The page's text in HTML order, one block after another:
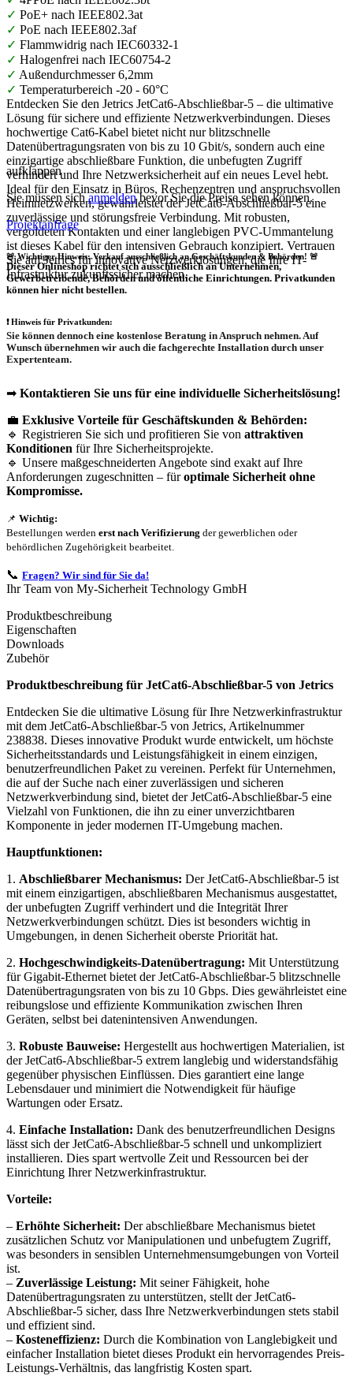
✓ PoE+ nach IEEE802.3at
✓ PoE nach IEEE802.3af
✓ Flammwidrig nach IEC60332-1
✓ Halogenfrei nach IEC60754-2
✓ Außendurchmesser 6,2mm
✓ Temperaturbereich -20 - 60°C
Entdecken Sie den Jetrics JetCat6-Abschließbar-5 – die ultimative
Lösung für sichere und effiziente Netzwerkverbindungen. Dieses
hochwertige Cat6-Kabel bietet nicht nur blitzschnelle
Datenübertragungsraten von bis zu 10 Gbit/s, sondern auch eine
einzigartige abschließbare Funktion, die unbefugten Zugriff
verhindert und Ihre Netzwerksicherheit auf ein neues Level hebt.
Ideal für den Einsatz in Büros, Rechenzentren und anspruchsvollen
Heimnetzwerken, gewährleistet der JetCat6-Abschließbar-5 eine
zuverlässige und störungsfreie Verbindung. Mit robusten,
vergoldeten Kontakten und einer langlebigen PVC-Ummantelung
ist dieses Kabel für den intensiven Gebrauch konzipiert. Vertrauen
Sie auf Jetrics für innovative Netzwerklösungen, die Ihre IT-
Infrastruktur zukunftssicher machen.
aufklappen
Sie müssen sichanmeldenbevor Sie die Preise sehen können.
Projektanfrage
🚨 Wichtiger Hinweis: Verkauf ausschließlich an Geschäftskunden & Behörden! 🚨
Dieser Onlineshop richtet sichausschließlichan Unternehmen,
Gewerbetreibende, Behörden und öffentliche Einrichtungen. Privatkunden
können hier nicht bestellen.
❗Hinweis für Privatkunden:
Sie können dennoch eine kostenlose Beratung in Anspruch nehmen. Auf
Wunsch übernehmen wir auch die fachgerechte Installation durch unser
Expertenteam.
➡ Kontaktieren Sie uns für eine individuelle Sicherheitslösung!
💼 Exklusive Vorteile für Geschäftskunden & Behörden:
🔹 Registrieren Sie sich und profitieren Sie von attraktiven
Konditionen für Ihre Sicherheitsprojekte.
🔹 Unsere maßgeschneiderten Angebote sind exakt auf Ihre
Anforderungen zugeschnitten – füroptimale Sicherheit ohne
Kompromisse.
📌 Wichtig:
Bestellungen werden erst nach Verifizierung der gewerblichen oder
behördlichen Zugehörigkeit bearbeitet.
📞 Fragen? Wir sind für Sie da!
Ihr Team von My-Sicherheit Technology GmbH
Produktbeschreibung
Eigenschaften
Downloads
Zubehör
Produktbeschreibung für JetCat6-Abschließbar-5 von Jetrics
Entdecken Sie die ultimative Lösung für Ihre Netzwerkinfrastruktur
mit dem JetCat6-Abschließbar-5 von Jetrics, Artikelnummer
238838. Dieses innovative Produkt wurde entwickelt, um höchste
Sicherheitsstandards und Leistungsfähigkeit in einem einzigen,
benutzerfreundlichen Paket zu vereinen. Perfekt für Unternehmen,
die auf der Suche nach einer zuverlässigen und sicheren
Netzwerkverbindung sind, bietet der JetCat6-Abschließbar-5 eine
Vielzahl von Funktionen, die ihn zu einer unverzichtbaren
Komponente in jeder modernen IT-Umgebung machen.
Hauptfunktionen:
1. Abschließbarer Mechanismus: Der JetCat6-Abschließbar-5 ist
mit einem einzigartigen, abschließbaren Mechanismus ausgestattet,
der unbefugten Zugriff verhindert und die Integrität Ihrer
Netzwerkverbindungen schützt. Dies ist besonders wichtig in
Umgebungen, in denen Sicherheit oberste Priorität hat.
2. Hochgeschwindigkeits-Datenübertragung: Mit Unterstützung
für Gigabit-Ethernet bietet der JetCat6-Abschließbar-5 blitzschnelle
Datenübertragungsraten von bis zu 10 Gbps. Dies gewährleistet eine
reibungslose und effiziente Kommunikation zwischen Ihren
Geräten, selbst bei datenintensiven Anwendungen.
3. Robuste Bauweise: Hergestellt aus hochwertigen Materialien, ist
der JetCat6-Abschließbar-5 extrem langlebig und widerstandsfähig
gegenüber physischen Einflüssen. Dies garantiert eine lange
Lebensdauer und minimiert die Notwendigkeit für häufige
Wartungen oder Ersatz.
4. Einfache Installation: Dank des benutzerfreundlichen Designs
lässt sich der JetCat6-Abschließbar-5 schnell und unkompliziert
installieren. Dies spart wertvolle Zeit und Ressourcen bei der
Einrichtung Ihrer Netzwerkinfrastruktur.
Vorteile:
– Erhöhte Sicherheit: Der abschließbare Mechanismus bietet
zusätzlichen Schutz vor Manipulationen und unbefugtem Zugriff,
was besonders in sensiblen Unternehmensumgebungen von Vorteil
ist.
– Zuverlässige Leistung: Mit seiner Fähigkeit, hohe
Datenübertragungsraten zu unterstützen, stellt der JetCat6-
Abschließbar-5 sicher, dass Ihre Netzwerkverbindungen stets stabil
und effizient sind.
– Kosteneffizienz: Durch die Kombination von Langlebigkeit und
einfacher Installation bietet dieses Produkt ein hervorragendes Preis-
Leistungs-Verhältnis, das langfristig Kosten spart.